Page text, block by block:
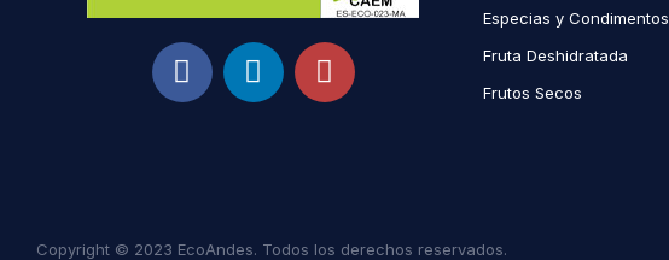
Especias y Condimentos
Fruta Deshidratada
Frutos Secos
Copyright © 2023 EcoAndes. Todos los derechos reservados.